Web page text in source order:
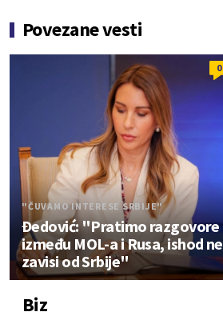
Povezane vesti
0
"ČUVAMO INTERESE SRBIJE"
Đedović: "Pratimo razgovore
između MOL-a i Rusa, ishod ne
zavisi od Srbije"
Biz